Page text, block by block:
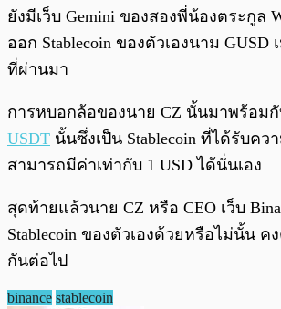
ยังมีเว็บ Gemini ของสองพี่น้องตระกูล
ออก Stablecoin ของตัวเองนาม GUSD
ที่ผ่านมา
การหบอกล้อของนาย CZ นั้นมาพร้อม
USDT นั้นซึ่งเป็น Stablecoin ที่ได้รับค
สามารถมีค่าเท่ากับ 1 USD ได้นั่นเอง
สุดท้ายแล้วนาย CZ หรือ CEO เว็บ
Stablecoin ของตัวเองด้วยหรือไม่นั้น
กันต่อไป
binance stablecoin